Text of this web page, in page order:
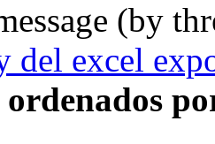
(by
del excel
ordenados